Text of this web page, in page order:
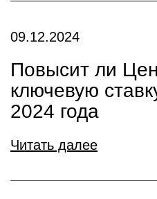
09.12.2024
Повысит ли
ключевую
2024 года
Читать далее